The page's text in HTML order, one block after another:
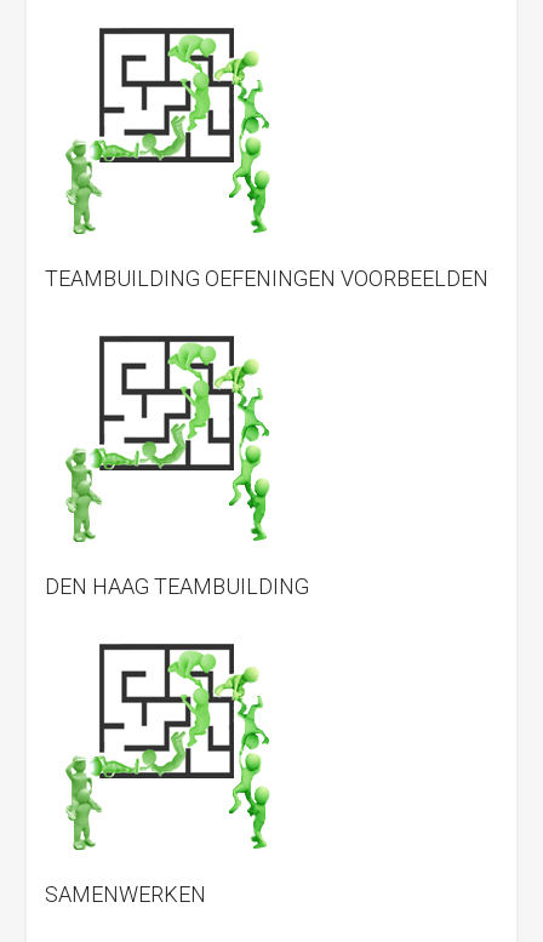
TEAMBUILDING OEFENINGEN VOORBEELDEN
DEN HAAG TEAMBUILDING
SAMENWERKEN